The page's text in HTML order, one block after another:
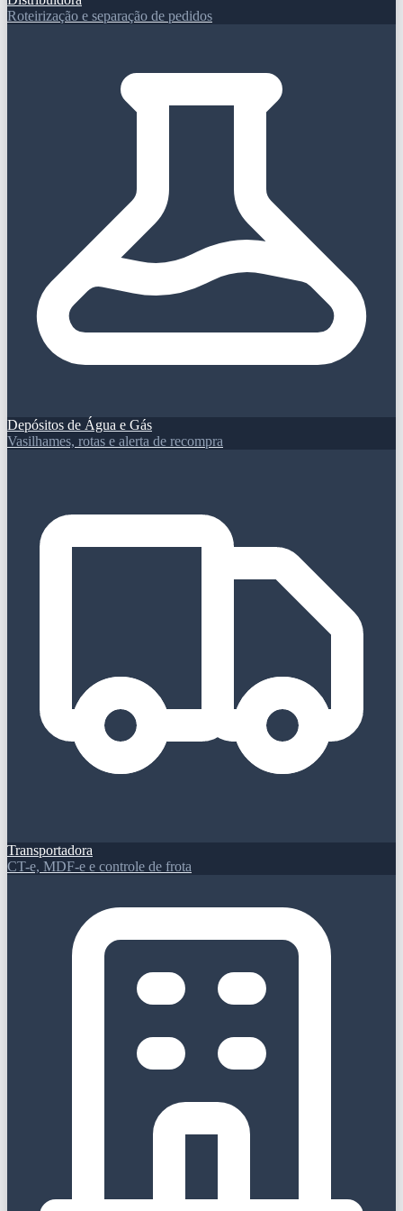
Roteirização e separação de pedidos
Depósitos de Água e Gás
Vasilhames, rotas e alerta de recompra
Transportadora
CT-e, MDF-e e controle de frota